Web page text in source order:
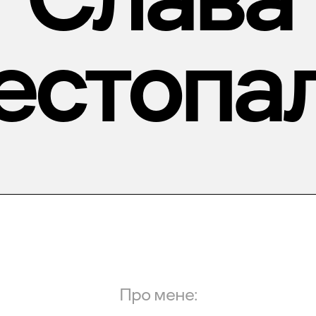
Про мене: